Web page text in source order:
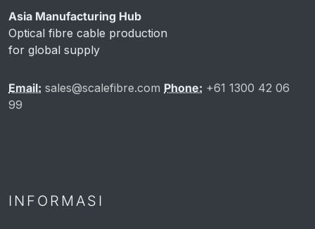
Asia Manufacturing Hub
Optical fibre cable production
for global supply
Email: sales@scalefibre.com Phone: +61 1300 42 06
99
INFORMASI